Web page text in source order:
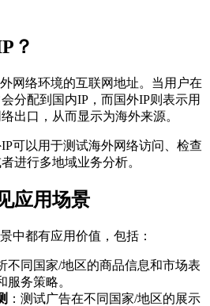
？
网络环境的互联网地址。当用户在
分配到国内IP，而国外IP则表示用
出口，从而显示为海外来源。
可以用于测试海外网络访问、检查
进行多地域业务分析。
应用场景
中都有应用价值，包括：
不同国家/地区的商品信息和市场表
服务策略。
：测试广告在不同国家/地区的展示